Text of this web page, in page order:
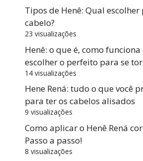
Tipos de Henê: Qual escolher
cabelo?
23 visualizações
Henê: o que é, como funciona
escolher o perfeito para se
14 visualizações
Hene Rená: tudo o que você
para ter os cabelos alisados
9 visualizações
Como aplicar o Henê Rená
Passo a passo!
8 visualizações